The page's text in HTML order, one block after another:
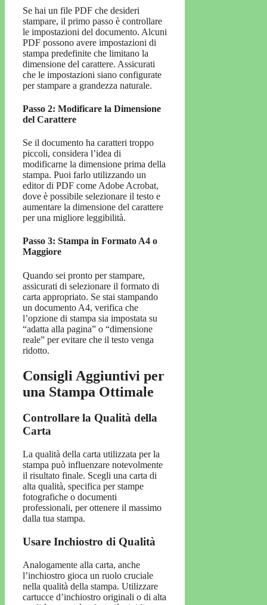
Se hai un file PDF che desideri
stampare, il primo passo è controllare
le impostazioni del documento. Alcuni
PDF possono avere impostazioni di
stampa predefinite che limitano la
dimensione del carattere. Assicurati
che le impostazioni siano configurate
per stampare a grandezza naturale.
Passo 2: Modificare la Dimensione
del Carattere
Se il documento ha caratteri troppo
piccoli, considera l’idea di
modificarne la dimensione prima della
stampa. Puoi farlo utilizzando un
editor di PDF come Adobe Acrobat,
dove è possibile selezionare il testo e
aumentare la dimensione del carattere
per una migliore leggibilità.
Passo 3: Stampa in Formato A4 o
Maggiore
Quando sei pronto per stampare,
assicurati di selezionare il formato di
carta appropriato. Se stai stampando
un documento A4, verifica che
l’opzione di stampa sia impostata su
“adatta alla pagina” o “dimensione
reale” per evitare che il testo venga
ridotto.
Consigli Aggiuntivi per
una Stampa Ottimale
Controllare la Qualità della
Carta
La qualità della carta utilizzata per la
stampa può influenzare notevolmente
il risultato finale. Scegli una carta di
alta qualità, specifica per stampe
fotografiche o documenti
professionali, per ottenere il massimo
dalla tua stampa.
Usare Inchiostro di Qualità
Analogamente alla carta, anche
l’inchiostro gioca un ruolo cruciale
nella qualità della stampa. Utilizzare
cartucce d’inchiostro originali o di alta